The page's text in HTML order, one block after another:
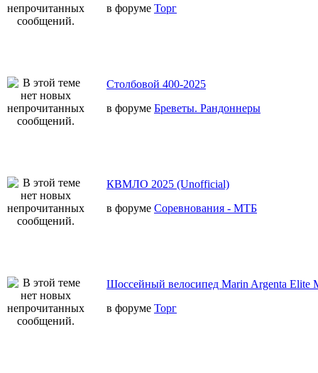
в форуме Торг
Столбовой 400-2025
в форуме Бреветы. Рандоннеры
КВМЛО 2025 (Unofficial)
в форуме Соревнования - МТБ
Шоссейный велосипед Marin Argenta Elite
в форуме Торг